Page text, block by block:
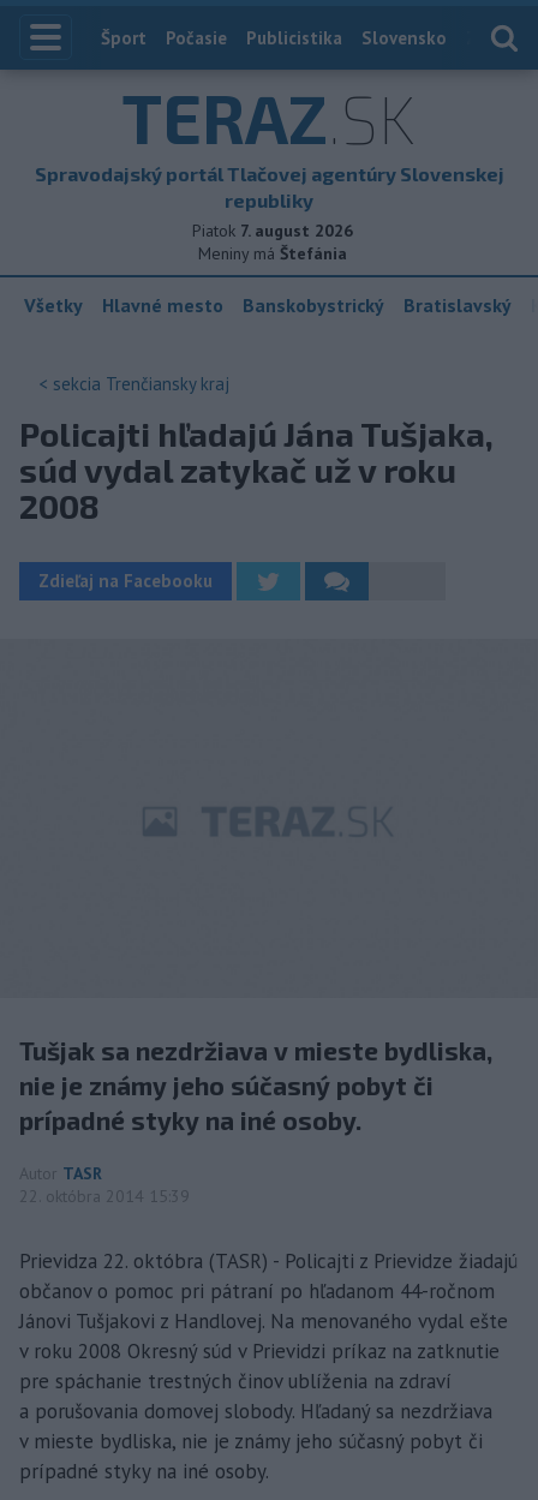
Index
Šport Počasie Publicistika Slovensko
TERAZ.SK
Spravodajský portál Tlačovej agentúry Slovenskej
republiky
Piatok 7. august 2026
Meniny má Štefánia
Všetky Hlavné mesto Banskobystrický Bratislavský
< sekcia Trenčiansky kraj
Policajti hľadajú Jána Tušjaka,
súd vydal zatykač už v roku
2008
Zdieľaj na Facebooku
Tušjak sa nezdržiava v mieste bydliska,
nie je známy jeho súčasný pobyt či
prípadné styky na iné osoby.
Autor TASR
22. októbra 2014 15:39
Prievidza 22. októbra (TASR) - Policajti z Prievidze žiadajú
občanov o pomoc pri pátraní po hľadanom 44-ročnom
Jánovi Tušjakovi z Handlovej. Na menovaného vydal ešte
v roku 2008 Okresný súd v Prievidzi príkaz na zatknutie
pre spáchanie trestných činov ublíženia na zdraví
a porušovania domovej slobody. Hľadaný sa nezdržiava
v mieste bydliska, nie je známy jeho súčasný pobyt či
prípadné styky na iné osoby.